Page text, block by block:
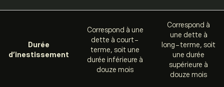
Durée
d’inestissement
Correspond à une
dette à court-
terme, soit une
durée inférieure à
douze mois
Correspond à
une dette à
long-terme, soit
une durée
supérieure à
douze mois